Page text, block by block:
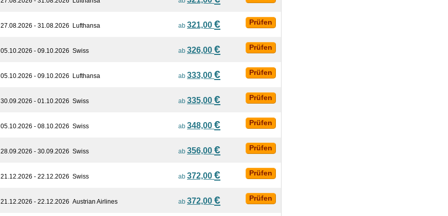
27.08.2026 - 31.08.2026 Lufthansa ab 321,00 € Prüfen
05.10.2026 - 09.10.2026 Swiss ab 326,00 € Prüfen
05.10.2026 - 09.10.2026 Lufthansa ab 333,00 € Prüfen
30.09.2026 - 01.10.2026 Swiss ab 335,00 € Prüfen
05.10.2026 - 08.10.2026 Swiss ab 348,00 € Prüfen
28.09.2026 - 30.09.2026 Swiss ab 356,00 € Prüfen
21.12.2026 - 22.12.2026 Swiss ab 372,00 € Prüfen
21.12.2026 - 22.12.2026 Austrian Airlines ab 372,00 € Prüfen